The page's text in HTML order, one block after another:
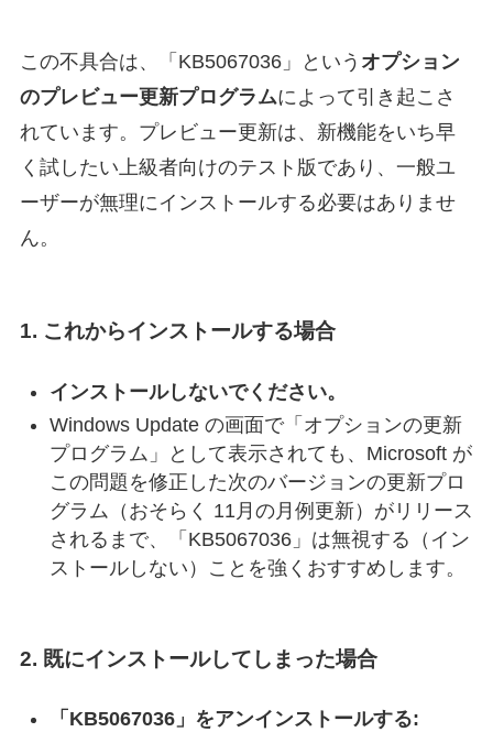
この不具合は、「KB5067036」という オプション
のプレビュー更新プログラムによって引き起こさ
れています。プレビュー更新は、新機能をいち早
く試したい上級者向けのテスト版であり、一般ユ
ーザーが無理にインストールする必要はありませ
ん。
1. これからインストールする場合
インストールしないでください。
Windows Update の画面で「オプションの更新
プログラム」として表示されても、Microsoft が
この問題を修正した次のバージョンの更新プロ
グラム（おそらく 11月の月例更新）がリリース
されるまで、「KB5067036」は無視する（イン
ストールしない）ことを強くおすすめします。
2. 既にインストールしてしまった場合
「KB5067036」をアンインストールする: